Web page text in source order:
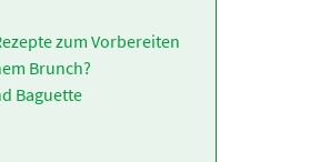
zum Vorbereiten
Brunch?
Baguette